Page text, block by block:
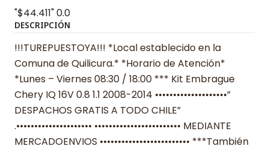
"$44.411"0.0
DESCRIPCIÓN
!!!TUREPUESTOYA!!! *Local establecido en la
Comuna de Quilicura.* *Horario de Atención*
*Lunes – Viernes 08:30 / 18:00 *** Kit Embrague
Chery IQ 16V 0.8 1.1 2008-2014 ••••••••••••••••••••”
DESPACHOS GRATIS A TODO CHILE”
.••••••••••••••••••••• •••••••••••••••••••••••• MEDIANTE
MERCADOENVIOS ••••••••••••••••••••••••• ***También